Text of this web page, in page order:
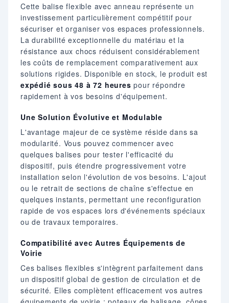
Cette balise flexible avec anneau représente un
investissement particulièrement compétitif pour
sécuriser et organiser vos espaces professionnels.
La durabilité exceptionnelle du matériau et la
résistance aux chocs réduisent considérablement
les coûts de remplacement comparativement aux
solutions rigides. Disponible en stock, le produit est
expédié sous 48 à 72 heures pour répondre
rapidement à vos besoins d'équipement.
Une Solution Évolutive et Modulable
L'avantage majeur de ce système réside dans sa
modularité. Vous pouvez commencer avec
quelques balises pour tester l'efficacité du
dispositif, puis étendre progressivement votre
installation selon l'évolution de vos besoins. L'ajout
ou le retrait de sections de chaîne s'effectue en
quelques instants, permettant une reconfiguration
rapide de vos espaces lors d'événements spéciaux
ou de travaux temporaires.
Compatibilité avec Autres Équipements de
Voirie
Ces balises flexibles s'intègrent parfaitement dans
un dispositif global de gestion de circulation et de
sécurité. Elles complètent efficacement vos autres